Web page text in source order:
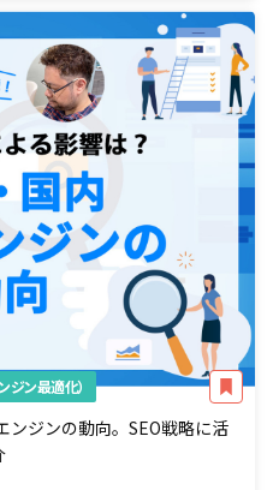
ジン最適化）
ンジンの動向。SEO戦略に活